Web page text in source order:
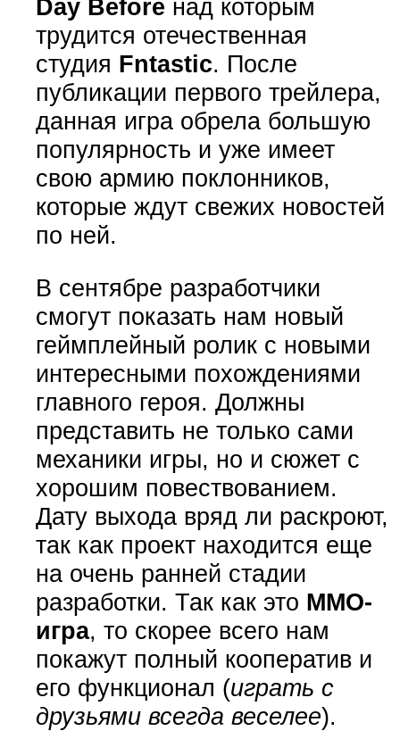
Day Before над которым
трудится отечественная
студия Fntastic. После
публикации первого трейлера,
данная игра обрела большую
популярность и уже имеет
свою армию поклонников,
которые ждут свежих новостей
по ней.
В сентябре разработчики
смогут показать нам новый
геймплейный ролик с новыми
интересными похождениями
главного героя. Должны
представить не только сами
механики игры, но и сюжет с
хорошим повествованием.
Дату выхода вряд ли раскроют,
так как проект находится еще
на очень ранней стадии
разработки. Так как это ММО-
игра, то скорее всего нам
покажут полный кооператив и
его функционал (играть с
друзьями всегда веселее).